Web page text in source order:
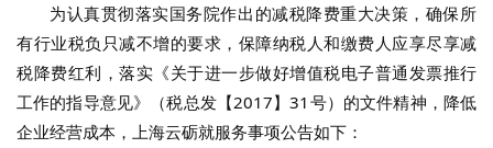
为认真贯彻落实国务院作出的减税降费重大决策，确保所
有行业税负只减不增的要求，保障纳税人和缴费人应享尽享减
税降费红利，落实《关于进一步做好增值税电子普通发票推行
工作的指导意见》（税总发【2017】31号）的文件精神，降低
企业经营成本，上海云砺就服务事项公告如下：